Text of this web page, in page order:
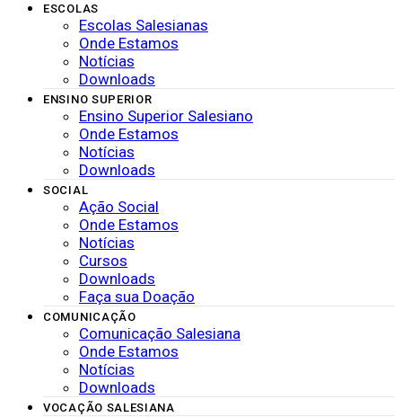
ESCOLAS
Escolas Salesianas
Onde Estamos
Notícias
Downloads
ENSINO SUPERIOR
Ensino Superior Salesiano
Onde Estamos
Notícias
Downloads
SOCIAL
Ação Social
Onde Estamos
Notícias
Cursos
Downloads
Faça sua Doação
COMUNICAÇÃO
Comunicação Salesiana
Onde Estamos
Notícias
Downloads
VOCAÇÃO SALESIANA